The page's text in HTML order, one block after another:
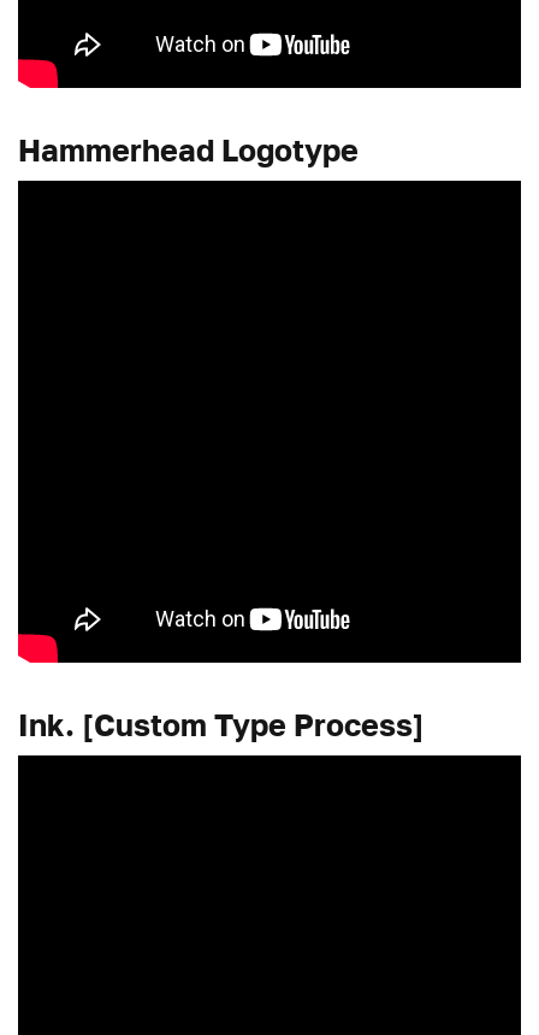
Hammerhead Logotype
Ink. [Custom Type Process]